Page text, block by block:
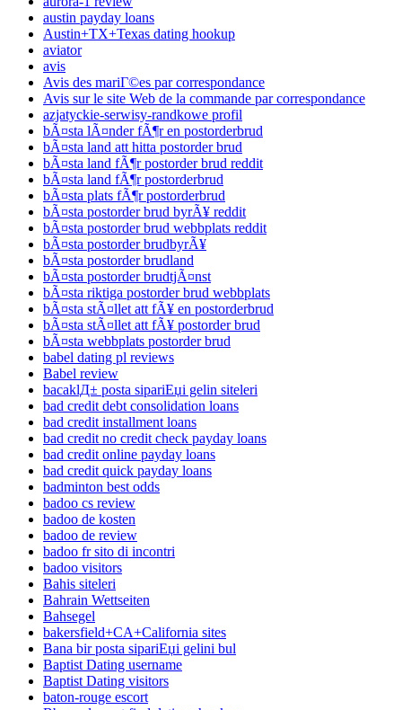
austin payday loans
Austin+TX+Texas dating hookup
aviator
avis
Avis des mariГ©es par correspondance
Avis sur le site Web de la commande par correspondance
azjatyckie-serwisy-randkowe profil
bÃ¤sta lÃ¤nder fÃ¶r en postorderbrud
bÃ¤sta land att hitta postorder brud
bÃ¤sta land fÃ¶r postorder brud reddit
bÃ¤sta land fÃ¶r postorderbrud
bÃ¤sta plats fÃ¶r postorderbrud
bÃ¤sta postorder brud byrÃ¥ reddit
bÃ¤sta postorder brud webbplats reddit
bÃ¤sta postorder brudbyrÃ¥
bÃ¤sta postorder brudland
bÃ¤sta postorder brudtjÃ¤nst
bÃ¤sta riktiga postorder brud webbplats
bÃ¤sta stÃ¤llet att fÃ¥ en postorderbrud
bÃ¤sta stÃ¤llet att fÃ¥ postorder brud
bÃ¤sta webbplats postorder brud
babel dating pl reviews
Babel review
bacaklД± posta sipariЕџi gelin siteleri
bad credit debt consolidation loans
bad credit installment loans
bad credit no credit check payday loans
bad credit online payday loans
bad credit quick payday loans
badminton best odds
badoo cs review
badoo de kosten
badoo de review
badoo fr sito di incontri
badoo visitors
Bahis siteleri
Bahrain Wettseiten
Bahsegel
bakersfield+CA+California sites
Bana bir posta sipariЕџi gelini bul
Baptist Dating username
Baptist Dating visitors
baton-rouge escort